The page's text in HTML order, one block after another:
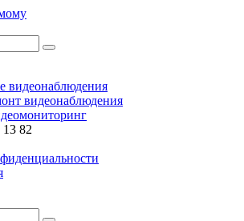
видеонаблюдения
видеонаблюдения
82